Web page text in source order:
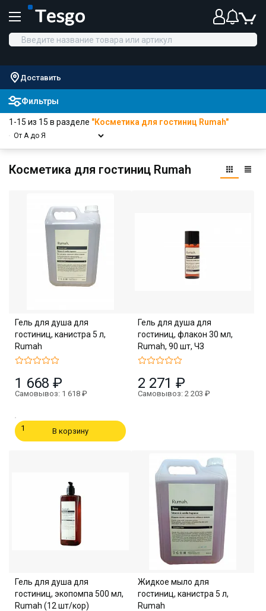
Доставить
Фильтры
1-15 из 15 в разделе "Косметика для гостиниц Rumah"
Косметика для гостиниц Rumah
Гель для душа для
гостиниц, канистра 5 л,
Rumah
1 668 ₽
Самовывоз: 1 618 ₽
В корзину
Гель для душа для
гостиниц, флакон 30 мл,
Rumah, 90 шт, ЧЗ
2 271 ₽
Самовывоз: 2 203 ₽
Гель для душа для
гостиниц, экопомпа 500 мл,
Rumah (12 шт/кор)
Жидкое мыло для
гостиниц, канистра 5 л,
Rumah